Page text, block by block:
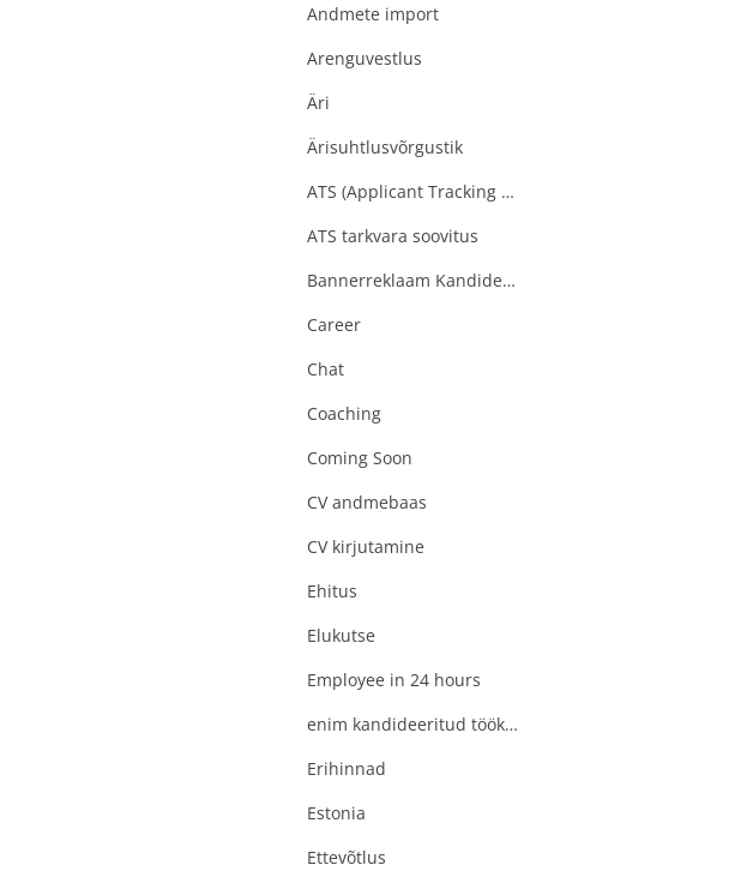
Andmete import
Arenguvestlus
Äri
Ärisuhtlusvõrgustik
ATS (Applicant Tracking Software)
ATS tarkvara soovitus
Bannerreklaam Kandideeri.ee
Career
Chat
Coaching
Coming Soon
CV andmebaas
CV kirjutamine
Ehitus
Elukutse
Employee in 24 hours
enim kandideeritud töökohad
Erihinnad
Estonia
Ettevõtlus